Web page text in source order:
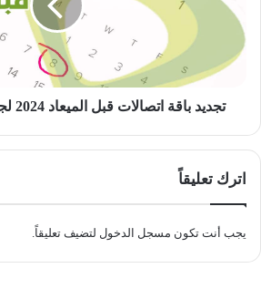
الميعاد
2024
لجميع
باقات
تجديد باقة اتصالات قبل الميعاد 2024 لجميع باقات اتصالات
اترك تعليقاً
يجب أنت تكون مسجل الدخول لتضيف تعليقاً.